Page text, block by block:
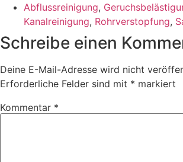
Abflussreinigung,
Kanalreinigung, Rohrverstopfung,
Schreibe einen
Deine E-Mail-Adresse wird nicht
Erforderliche Felder sind mit * markiert
Kommentar *